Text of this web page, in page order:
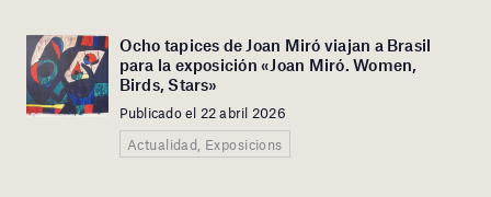
Ocho tapices de Joan Miró viajan a Brasil
para la exposición «Joan Miró. Women,
Birds, Stars»
Publicado el 22 abril 2026
Actualidad, Exposicions